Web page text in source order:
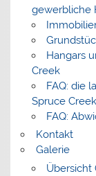
gewerbliche
Hangars
Creek
FAQ: die
Spruce Creek
FAQ:
Kontakt
Galerie
Übersicht